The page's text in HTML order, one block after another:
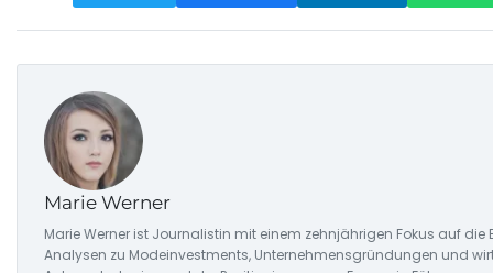
Marie Werner
Marie Werner ist Journalistin mit einem zehnjährigen Fokus auf
Analysen zu Modeinvestments, Unternehmensgründungen und